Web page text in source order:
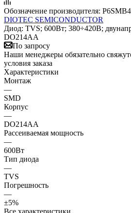
Обозначение производителя:
DIOTEC SEMICONDUCTOR
Диод: TVS; 600Вт; 380÷420В;
DO214AA
По запросу
Наши менеджеры обязательно
условия заказа
Характеристики
Монтаж
—
SMD
Корпус
—
DO214AA
Рассеиваемая мощность
—
600Вт
Тип диода
—
TVS
Погрешность
—
±5%
Все характеристики